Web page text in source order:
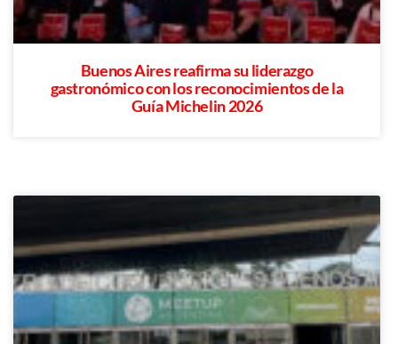
Buenos Aires reafirma su liderazgo
gastronómico con los reconocimientos de la
Guía Michelin 2026